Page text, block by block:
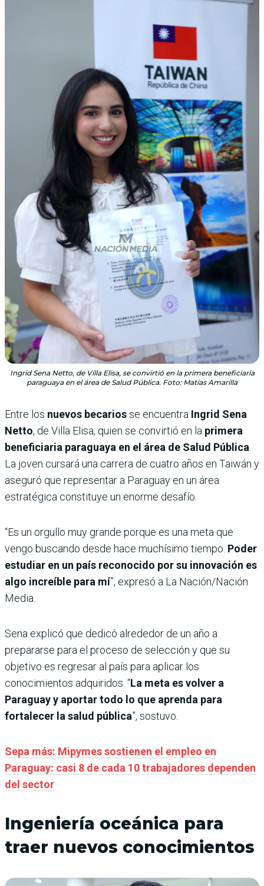
Ingrid Sena Netto, de Villa Elisa, se convirtió en la primera beneficiaria
paraguaya en el área de Salud Pública. Foto: Matías Amarilla
Entre los nuevos becariosse encuentra Ingrid Sena
Netto, de Villa Elisa, quien se convirtió en la primera
beneficiaria paraguaya en el área de Salud Pública
La joven cursará una carrera de cuatro años en Taiwán y
aseguró que representar a Paraguay en un área
estratégica constituye un enorme desafío.
“Es un orgullo muy grande porque es una meta que
vengo buscando desde hace muchísimo tiempo. Poder
estudiar en un país reconocido por su innovación es
algo increíble para mí”, expresó a La Nación/Nación
Media.
Sena explicó que dedicó alrededor de un año a
prepararse para el proceso de selección y que su
objetivo es regresar al país para aplicar los
conocimientos adquiridos. “La meta es volver a
Paraguay y aportar todo lo que aprenda para
fortalecer la salud pública”, sostuvo.
Sepa más: Mipymes sostienen el empleo en
Paraguay: casi 8 de cada 10 trabajadores dependen
del sector
Ingeniería oceánica para
traer nuevos conocimientos